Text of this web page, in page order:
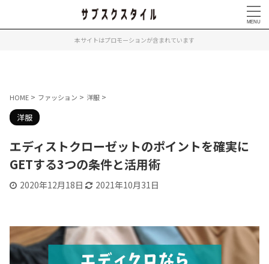
本サイトはプロモーションが含まれています
HOME > ファッション > 洋服 >
洋服
エディストクローゼットのポイントを確実に
GETする3つの条件と活用術
2020年12月18日 2021年10月31日